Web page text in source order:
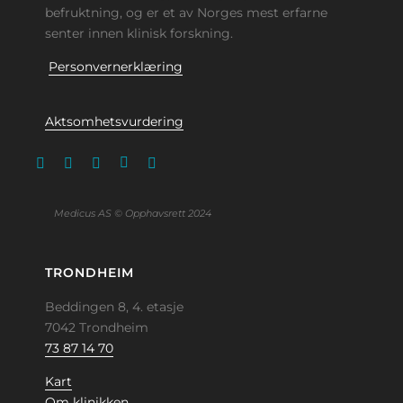
befruktning, og er et av Norges mest erfarne
senter innen klinisk forskning.
Personvernerklæring
Aktsomhetsvurdering
Medicus AS © Opphavsrett 2024
TRONDHEIM
Beddingen 8, 4. etasje
7042 Trondheim
73 87 14 70
Kart